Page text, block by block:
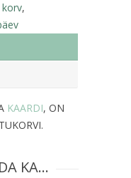
korv,
KAARDI, ON
KA…